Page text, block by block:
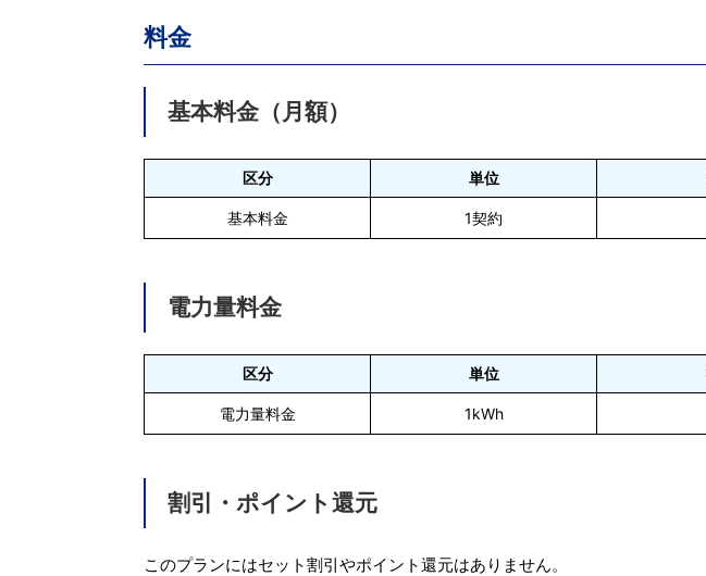
料金
基本料金（月額）
区分 単位
基本料金 1契約
電力量料金
区分 単位
電力量料金 1kWh
割引・ポイント還元
このプランにはセット割引やポイント還元はありません。